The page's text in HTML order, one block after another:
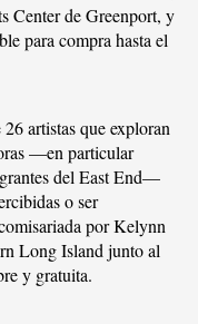
Center de Greenport, y
para compra hasta el
artistas que exploran
—en particular
del East End—
o ser
por Kelynn
Long Island junto al
y gratuita.